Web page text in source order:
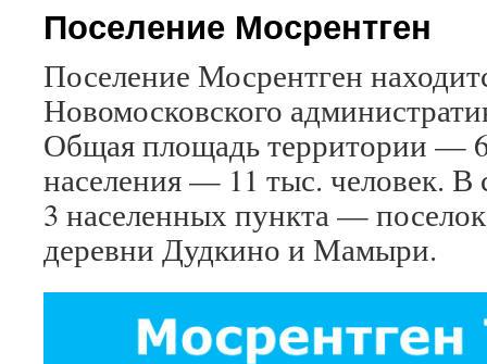
Поселение Мосрентген
Поселение Мосрентген
Новомосковского
Общая площадь территории —
населения — 11 тыс. человек. В
3 населенных пункта —
деревни Дудкино и Мамыри.